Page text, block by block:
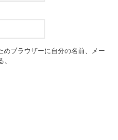
めブラウザーに自分の名前、メー